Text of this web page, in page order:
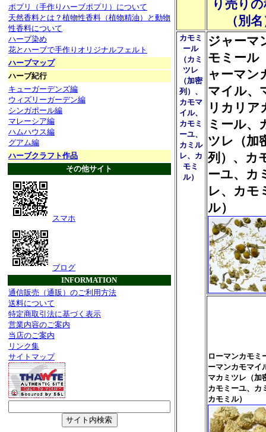
り売り
（別
カモミ
ール
（カミ
ツレ
（加密
列）、
カモマ
イル、
カモミ
ーユ、
カミル
レ、カ
モミ
ル）
ジャーマ
モミール
ャーマン
マイル、
リカリア
ミール、
ツレ（加
列）、カ
ーユ、カ
レ、カモ
ル）
ローマンカモミ
ーマンカモマイ
マカミツレ（加
カモミーユ、カ
カモミル）
ポプリ（手作りハーブポプリ）について
天然香料とは？植物性香料（植物精油）と動物
性香料について
ハーブ染め
花とハーブで手作りオリジナルフェルト
ハーブマップ
ハーブ紀行
キューガーデンズ編
ウィズリーガーデン編
シンガポール編
マレーシア編
ハムハウス編
グアム編
ハーブクラフト作品
その他サイト
スマホ
ブログ
INFORMATION
通信販売（通販）のご利用方法
送料について
特定商取引法に基づく表示
営業内容のご案内
当店のご案内
リンク集
サイトマップ